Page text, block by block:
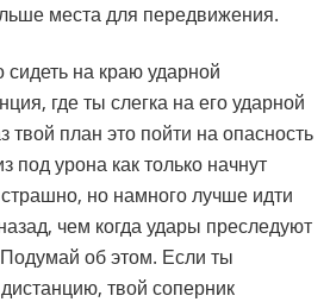
места для передвижения.
сидеть на краю ударной
где ты слегка на его ударной
твой план это пойти на опасность
под урона как только начнут
но намного лучше идти
чем когда удары преследуют
об этом. Если ты
твой соперник